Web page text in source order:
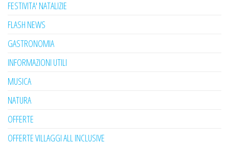
FESTIVITA' NATALIZIE
FLASH NEWS
GASTRONOMIA
INFORMAZIONI UTILI
MUSICA
NATURA
OFFERTE
OFFERTE VILLAGGI ALL INCLUSIVE